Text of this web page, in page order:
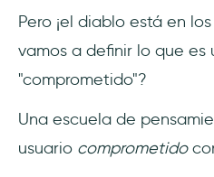
Pero ¡el diablo está en
vamos a definir lo que es
"comprometido"?
Una escuela de
usuario comprometido